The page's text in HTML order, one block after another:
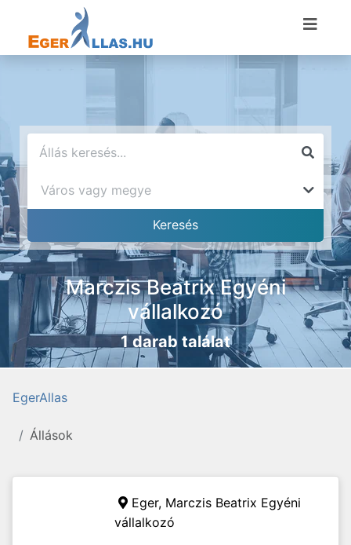
Marczis Beatrix Egyéni
vállalkozó
1 darab találat
EgerAllas
Állások
Eger, Marczis Beatrix Egyéni
vállalkozó